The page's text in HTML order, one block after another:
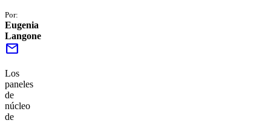
Por:
Eugenia
Langone
mail
Los
paneles
de
núcleo
de